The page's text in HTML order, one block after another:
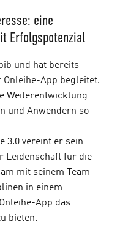
eine
Erfolgspotenzial
und hat bereits
App begleitet.
Weiterentwicklung
und Anwendern so
3.0 vereint er sein
Leidenschaft für die
mit seinem Team
in einem
App das
bieten.